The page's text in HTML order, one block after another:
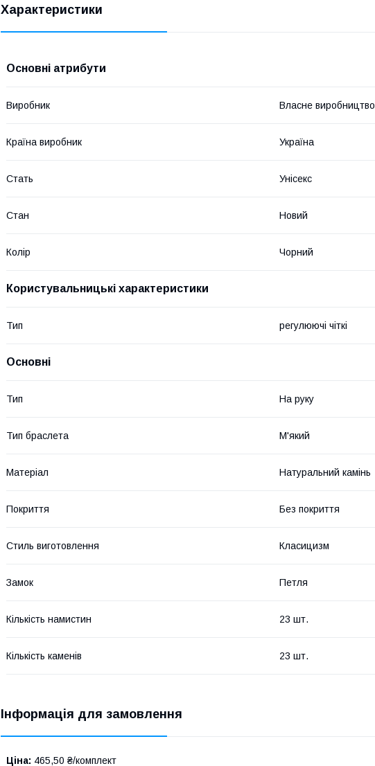
Характеристики
Основні атрибути
Виробник Власне виробництво
Країна виробник Україна
Стать Унісекс
Стан Новий
Колір Чорний
Користувальницькі характеристики
Тип регулюючі чіткі
Основні
Тип На руку
Тип браслета М'який
Матеріал Натуральний камінь
Покриття Без покриття
Стиль виготовлення Класицизм
Замок Петля
Кількість намистин 23 шт.
Кількість каменів 23 шт.
Інформація для замовлення
Ціна: 465,50 ₴/комплект